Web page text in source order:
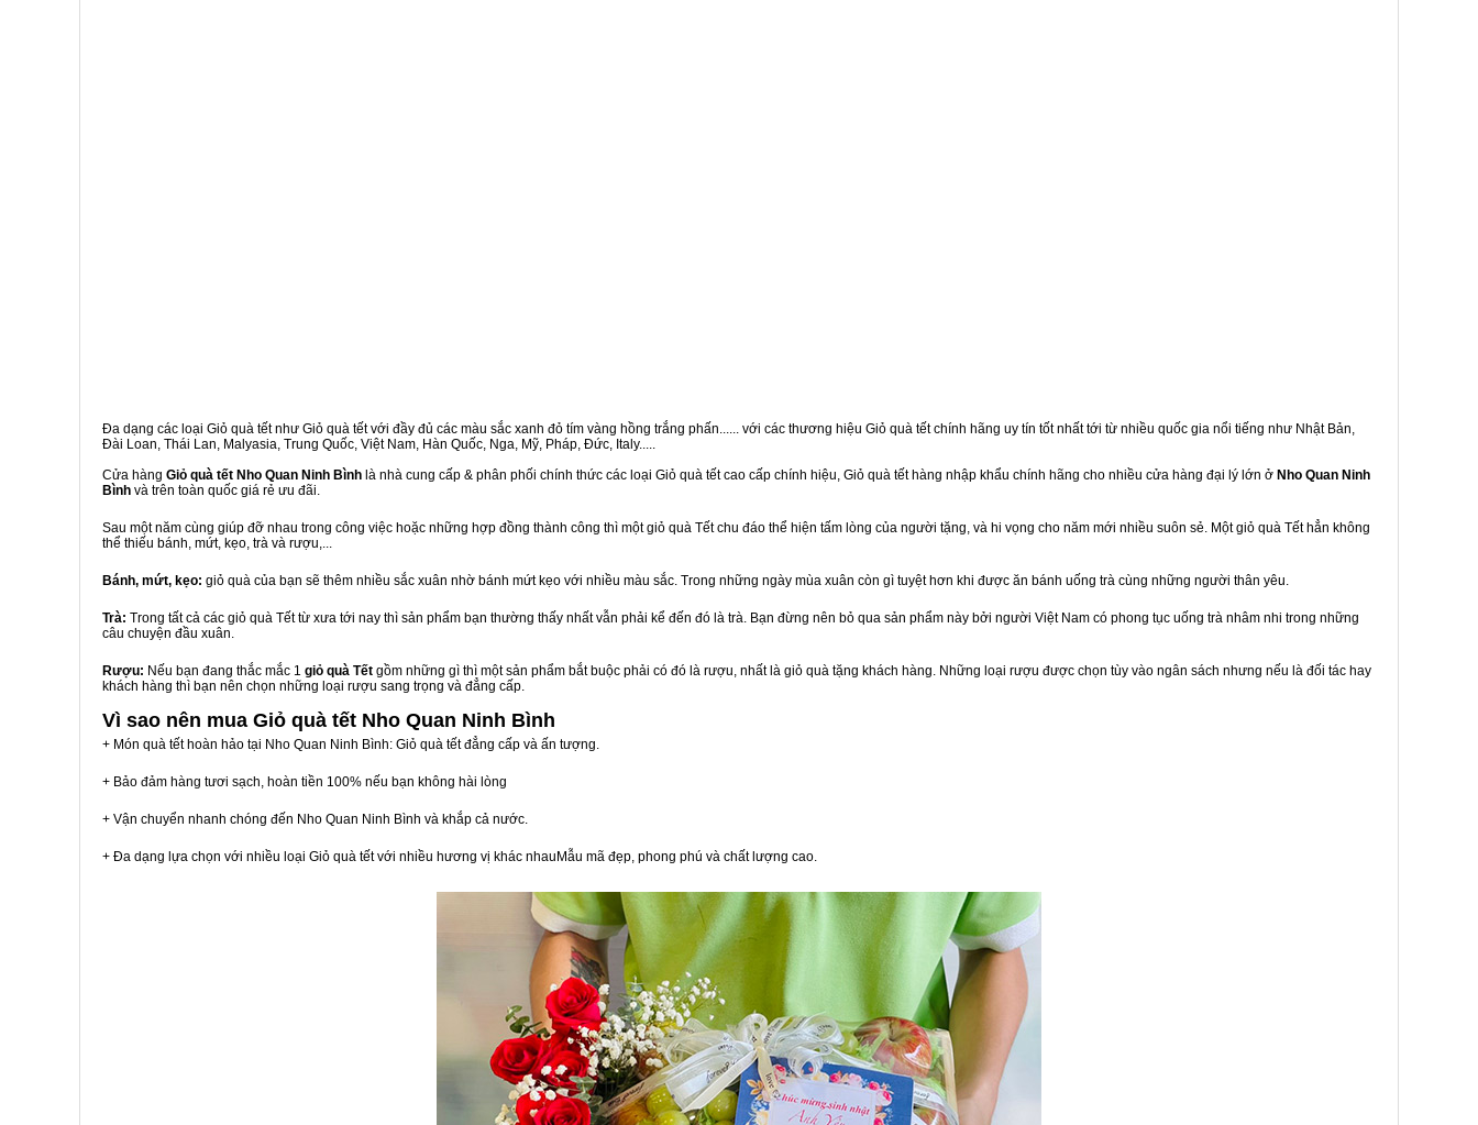
Đa dạng các loại Giỏ quà tết như Giỏ quà tết với đầy đủ các màu sắc xanh đỏ tím vàng hồng trắng phấn...... với các thương hiệu Giỏ quà tết chính hãng uy tín tốt nhất tới từ nhiều quốc gia nổi tiếng như Nhật Bản,
Đài Loan, Thái Lan, Malyasia, Trung Quốc, Việt Nam, Hàn Quốc, Nga, Mỹ, Pháp, Đức, Italy.....
Cửa hàng Giỏ quà tết Nho Quan Ninh Bình là nhà cung cấp & phân phối chính thức các loại Giỏ quà tết cao cấp chính hiệu, Giỏ quà tết hàng nhập khẩu chính hãng cho nhiều cửa hàng đại lý lớn ở Nho Quan Ninh
Bình và trên toàn quốc giá rẻ ưu đãi.
Sau một năm cùng giúp đỡ nhau trong công việc hoặc những hợp đồng thành công thì một giỏ quà Tết chu đáo thể hiện tấm lòng của người tặng, và hi vọng cho năm mới nhiều suôn sẻ. Một giỏ quà Tết hẳn không
thể thiếu bánh, mứt, kẹo, trà và rượu,...
Bánh, mứt, kẹo: giỏ quà của bạn sẽ thêm nhiều sắc xuân nhờ bánh mứt kẹo với nhiều màu sắc. Trong những ngày mùa xuân còn gì tuyệt hơn khi được ăn bánh uống trà cùng những người thân yêu.
Trà: Trong tất cả các giỏ quà Tết từ xưa tới nay thì sản phẩm bạn thường thấy nhất vẫn phải kể đến đó là trà. Bạn đừng nên bỏ qua sản phẩm này bởi người Việt Nam có phong tục uống trà nhâm nhi trong những
câu chuyện đầu xuân.
Rượu: Nếu bạn đang thắc mắc 1 giỏ quà Tết gồm những gì thì một sản phẩm bắt buộc phải có đó là rượu, nhất là giỏ quà tặng khách hàng. Những loại rượu được chọn tùy vào ngân sách nhưng nếu là đối tác hay
khách hàng thì bạn nên chọn những loại rượu sang trọng và đẳng cấp.
Vì sao nên mua Giỏ quà tết Nho Quan Ninh Bình
+ Món quà tết hoàn hảo tại Nho Quan Ninh Bình: Giỏ quà tết đẳng cấp và ấn tượng.
+ Bảo đảm hàng tươi sạch, hoàn tiền 100% nếu bạn không hài lòng
+ Vận chuyển nhanh chóng đến Nho Quan Ninh Bình và khắp cả nước.
+ Đa dạng lựa chọn với nhiều loại Giỏ quà tết với nhiều hương vị khác nhauMẫu mã đẹp, phong phú và chất lượng cao.